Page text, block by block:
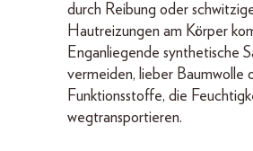
durch Reibung oder
Hautreizungen am Körper
Enganliegende synthetische
vermeiden, lieber Baumwolle
Funktionsstoffe, die
wegtransportieren.